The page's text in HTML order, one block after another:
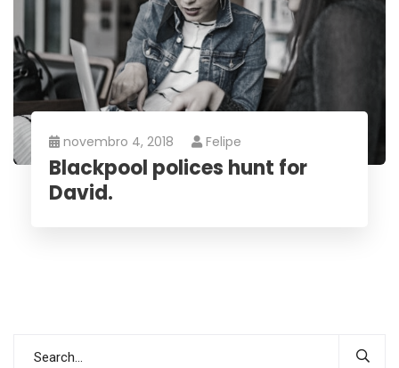
novembro 4, 2018 Felipe
Blackpool polices hunt for
David.